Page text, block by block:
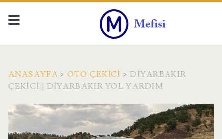
ANASAYFA > OTO ÇEKICI >DIYARBAKIR
ÇEKICI | DIYARBAKIR YOL YARDIM